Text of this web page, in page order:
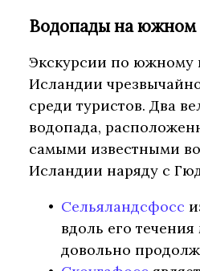
Водопады на южном
Экскурсии по южному
Исландии
среди туристов. Два
водопада,
самыми известными
Исландии наряду с
Сельяландсфосс
вдоль его
довольно